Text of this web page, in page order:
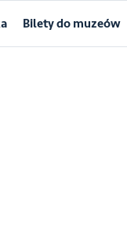
Bilety do muzeów